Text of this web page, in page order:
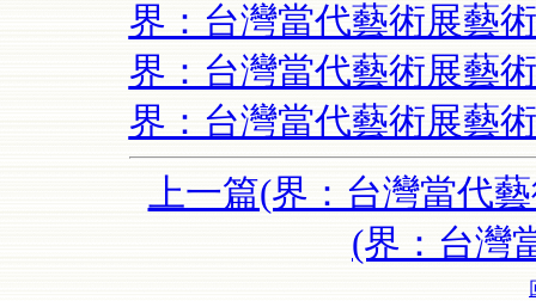
界：台灣當代藝術展藝
界：台灣當代藝術展藝
界：台灣當代藝術展藝
上一篇(界：台灣當代
(界：台灣